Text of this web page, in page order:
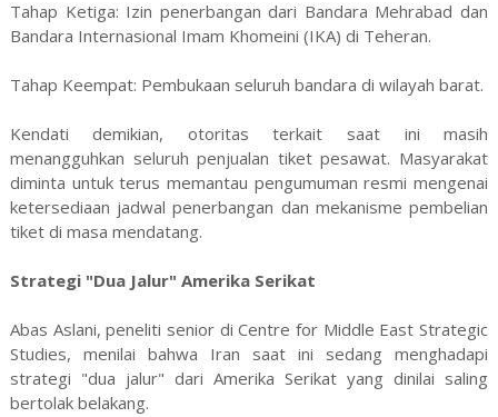
Tahap Ketiga: Izin penerbangan dari Bandara Mehrabad dan
Bandara Internasional Imam Khomeini (IKA) di Teheran.
Tahap Keempat: Pembukaan seluruh bandara di wilayah barat.
Kendati demikian, otoritas terkait saat ini masih
menangguhkan seluruh penjualan tiket pesawat. Masyarakat
diminta untuk terus memantau pengumuman resmi mengenai
ketersediaan jadwal penerbangan dan mekanisme pembelian
tiket di masa mendatang.
Strategi "Dua Jalur" Amerika Serikat
Abas Aslani, peneliti senior di Centre for Middle East Strategic
Studies, menilai bahwa Iran saat ini sedang menghadapi
strategi "dua jalur" dari Amerika Serikat yang dinilai saling
bertolak belakang.